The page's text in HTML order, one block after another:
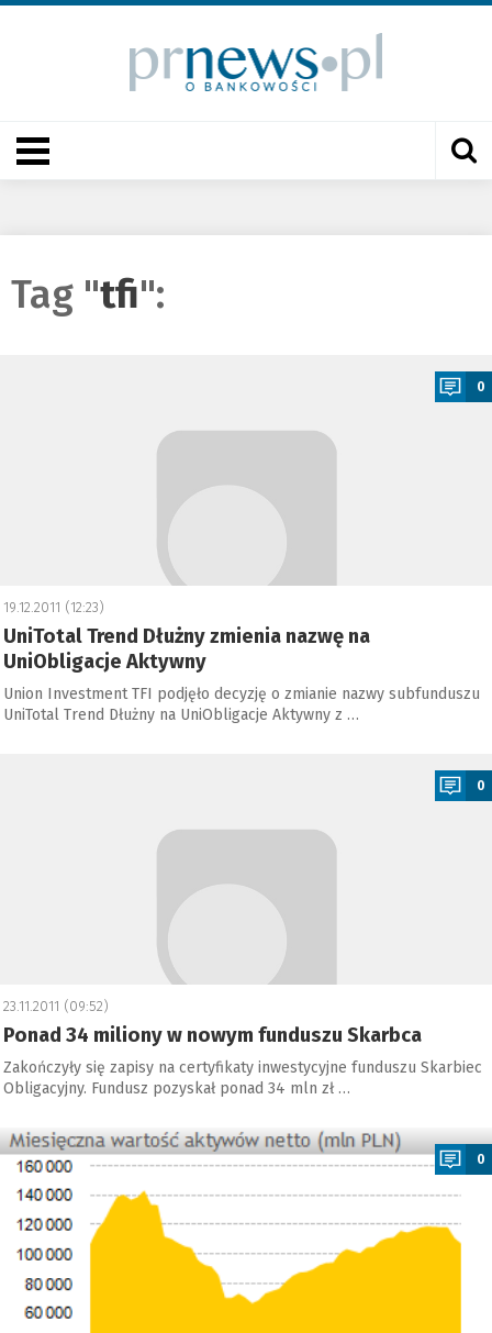
Tag "tfi":
0
19.12.2011 (12:23)
UniTotal Trend Dłużny zmienia nazwę na
UniObligacje Aktywny
Union Investment TFI podjęło decyzję o zmianie nazwy subfunduszu
UniTotal Trend Dłużny na UniObligacje Aktywny z …
0
23.11.2011 (09:52)
Ponad 34 miliony w nowym funduszu Skarbca
Zakończyły się zapisy na certyfikaty inwestycyjne funduszu Skarbiec
Obligacyjny. Fundusz pozyskał ponad 34 mln zł …
0